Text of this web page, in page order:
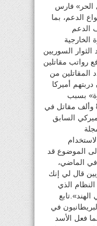
الحر» فارس
الدعم، بما
الدعم
الثوار السوريين
رواتب مقاتلين
المقاتلين من
أميركا
بسبب
انقطاع المرتبات والتسليح، بما بين 800 وألف مقاتل في
السابق
إلى الموضوع قد
في الماضي،
قال لي إنك
الذي
في
فعل الأسد